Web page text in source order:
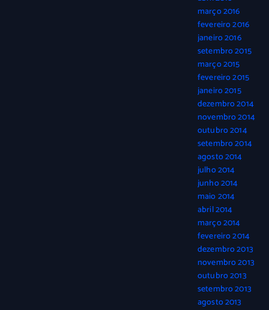
março 2016
fevereiro 2016
janeiro 2016
setembro 2015
março 2015
fevereiro 2015
janeiro 2015
dezembro 2014
novembro 2014
outubro 2014
setembro 2014
agosto 2014
julho 2014
junho 2014
maio 2014
abril 2014
março 2014
fevereiro 2014
dezembro 2013
novembro 2013
outubro 2013
setembro 2013
agosto 2013